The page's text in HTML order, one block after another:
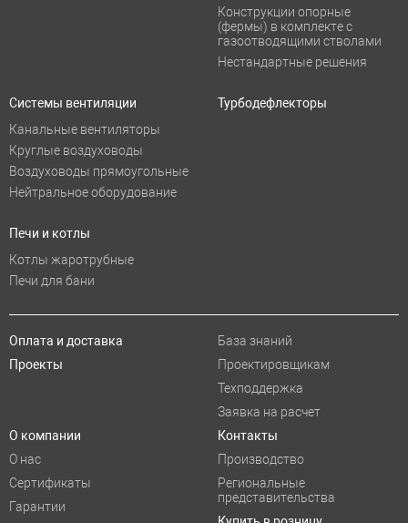
Конструкции опорные
(фермы) в комплекте с
газоотводящими стволами
Нестандартные решения
Системы вентиляции
Канальные вентиляторы
Круглые воздуховоды
Воздуховоды прямоугольные
Нейтральное оборудование
Турбодефлекторы
Печи и котлы
Котлы жаротрубные
Печи для бани
Оплата и доставка
Проекты
База знаний
Проектировщикам
Техподдержка
Заявка на расчет
О компании
О нас
Сертификаты
Гарантии
Контакты
Производство
Региональные
представительства